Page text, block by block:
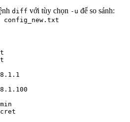
diff với tùy chọn -u để so sánh: